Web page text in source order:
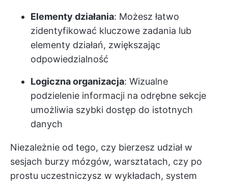
Elementy działania: Możesz łatwo
zidentyfikować kluczowe zadania lub
elementy działań, zwiększając
odpowiedzialność
Logiczna organizacja: Wizualne
podzielenie informacji na odrębne sekcje
umożliwia szybki dostęp do istotnych
danych
Niezależnie od tego, czy bierzesz udział w
sesjach burzy mózgów, warsztatach, czy po
prostu uczestniczysz w wykładach, system